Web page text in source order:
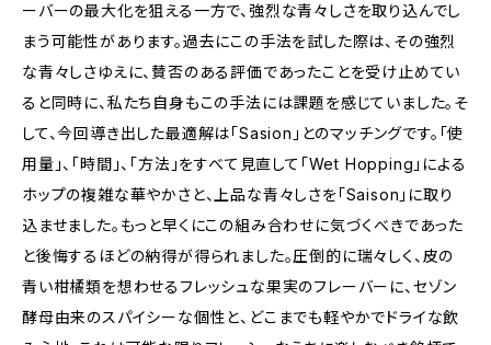
ーバーの最大化を狙える一方で、強烈な青々しさを取り込んでし
まう可能性があります。過去にこの手法を試した際は、その強烈
な青々しさゆえに、賛否のある評価であったことを受け止めてい
ると同時に、私たち自身もこの手法には課題を感じていました。そ
して、今回導き出した最適解は「Sasion」とのマッチングです。「使
用量」、「時間」、「方法」をすべて見直して「Wet Hopping」による
ホップの複雑な華やかさと、上品な青々しさを「Saison」に取り
込ませました。もっと早くにこの組み合わせに気づくべきであった
と後悔するほどの納得が得られました。圧倒的に瑞々しく、皮の
青い柑橘類を想わせるフレッシュな果実のフレーバーに、セゾン
酵母由来のスパイシーな個性と、どこまでも軽やかでドライな飲